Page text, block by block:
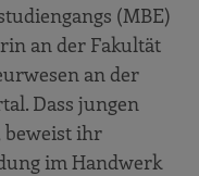
(MBE)
an der Fakultät
an der
Dass jungen
beweist ihr
im Handwerk